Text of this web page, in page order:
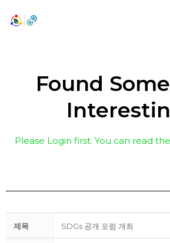
Found
Please Login first. You can read
제목 SDGs 공개 포럼 개최